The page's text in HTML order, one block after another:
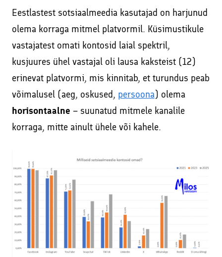
Eestlastest sotsiaalmeedia kasutajad on harjunud
olema korraga mitmel platvormil. Küsimustikule
vastajatest omati kontosid laial spektril,
kusjuures ühel vastajal oli lausa kaksteist (12)
erinevat platvormi, mis kinnitab, et turundus peab
võimalusel (aeg, oskused, persoona) olema
horisontaalne – suunatud mitmele kanalile
korraga, mitte ainult ühele või kahele.